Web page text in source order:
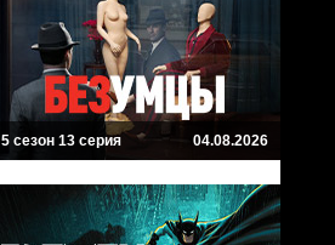
5 сезон 13 серия 04.08.2026